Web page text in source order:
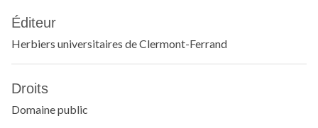
Éditeur
Herbiers universitaires de Clermont-Ferrand
Droits
Domaine public